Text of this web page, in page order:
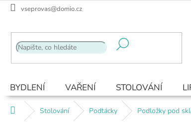
Přejít
vseprovas@domio.cz
BYDLENÍ VAŘENÍ STOLOVÁNÍ
Domů Stolování Podtácky Podložky pod